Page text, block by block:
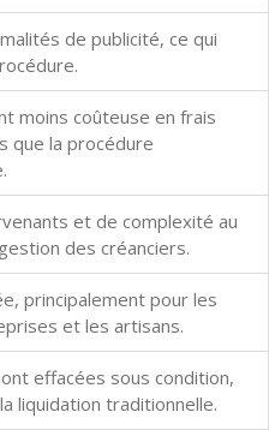
de publicité, ce qui
moins coûteuse en frais
que la procédure
et de complexité au
des créanciers.
principalement pour les
et les artisans.
effacées sous condition,
liquidation traditionnelle.